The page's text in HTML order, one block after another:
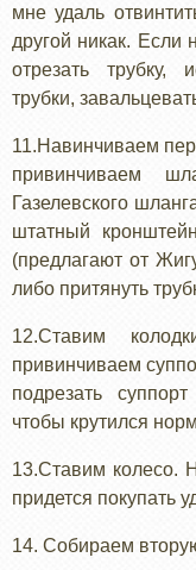
мне удаль
другой никак. Если
отрезать трубку,
трубки,
11.Навинчиваем
привинчиваем
Газелевского
штатный
(предлагают от
либо притянуть
12.Ставим
привинчиваем
подрезать
чтобы крутился
13.Ставим колесо.
придется покупать
14. Собираем